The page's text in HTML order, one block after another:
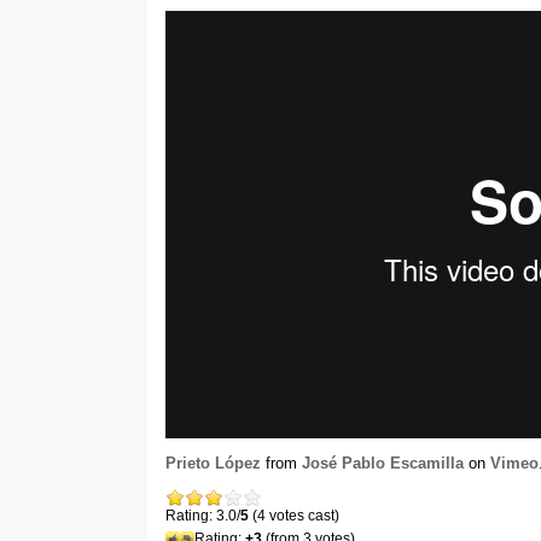
Prieto López from José Pablo Escamilla on Vimeo
Rating: 3.0/5 (4 votes cast)